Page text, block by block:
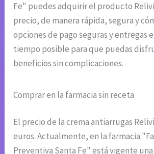
Fe" puedes adquirir el producto
precio, de manera rápida, segura y
opciones de pago seguras y entregas
tiempo posible para que puedas
beneficios sin complicaciones.
Comprar en la farmacia sin receta
El precio de la crema antiarrugas
euros. Actualmente, en la farmacia
Preventiva Santa Fe" está vigente